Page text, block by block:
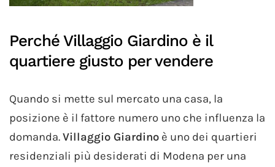
Perché Villaggio Giardino è il
quartiere giusto per vendere
Quando si mette sul mercato una casa, la
posizione è il fattore numero uno che influenza la
domanda.Villaggio Giardino è uno dei quartieri
residenziali più desiderati di Modena per una